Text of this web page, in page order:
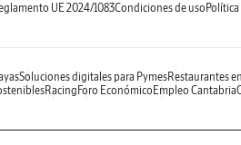
UE 2024/1083Condiciones de uso
Soluciones digitales para PymesRestaurantes
Racing Foro Económico Empleo Cantabria